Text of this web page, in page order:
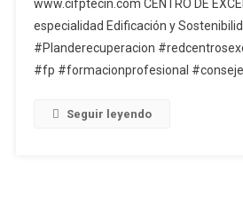
www.cifptecin.com CENTRO DE
especialidad Edificación y
#Planderecuperacion
#fp #formacionprofesional
Seguir leyendo